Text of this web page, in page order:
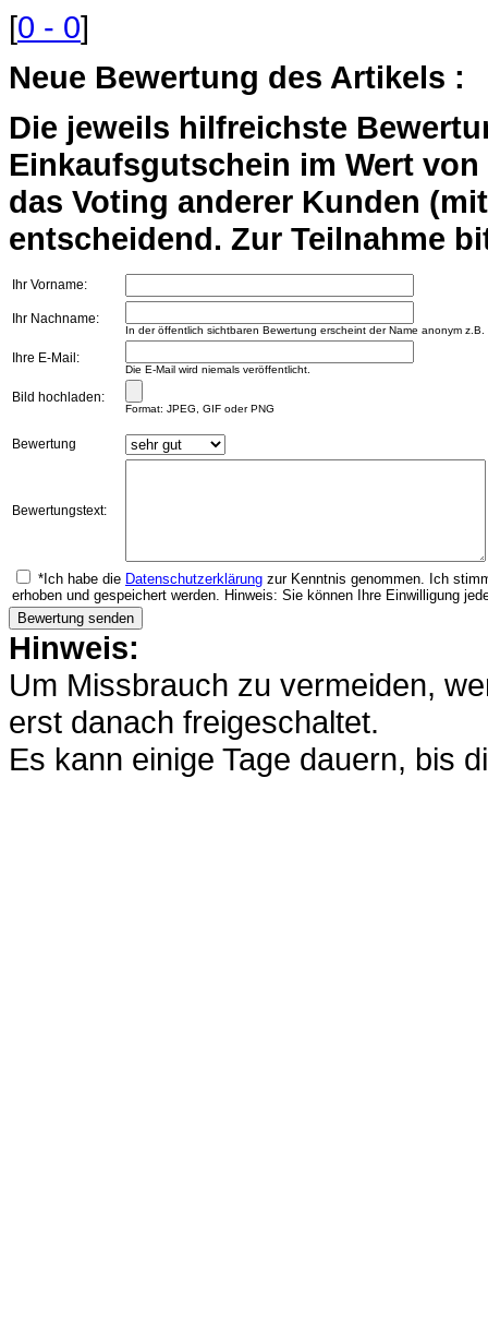
[0 - 0]
Neue Bewertung des Artikels :
Die jeweils hilfreichste
Einkaufsgutschein im Wert
das Voting anderer Kunden
entscheidend. Zur Teilnahme
Ihr Vorname:
Ihr Nachname:
In der öffentlich sichtbaren Bewertung erscheint der Name anonym
Ihre E-Mail:
Die E-Mail wird niemals veröffentlicht.
Bild hochladen:
Format: JPEG, GIF oder PNG
Bewertung
Bewertungstext:
*Ich habe die Datenschutzerklärung zur Kenntnis genommen. Ich
erhoben und gespeichert werden. Hinweis: Sie können Ihre Einwilligung
Hinweis:
Um Missbrauch zu vermeiden,
erst danach freigeschaltet.
Es kann einige Tage dauern, bis